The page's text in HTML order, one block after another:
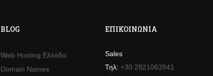
BLOG
Web Hosting Ελλάδα
Domain Names
ΕΠΙΚΟΙΝΩΝΊΑ
Sales
Τηλ: +30 2821063941